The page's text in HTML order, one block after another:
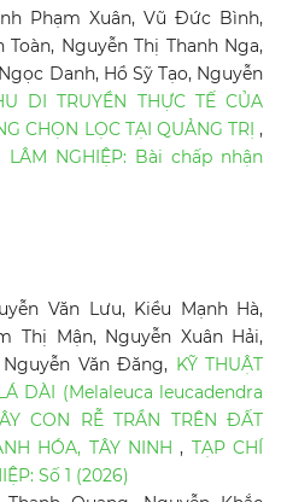
Phạm Xuân, Vũ Đức Bình,
Nguyễn Thị Thanh Nga,
Danh, Hồ Sỹ Tạo, Nguyễn
DI TRUYỀN THỰC TẾ CỦA
CHỌN LỌC TẠI QUẢNG TRỊ,
LÂM NGHIỆP: Bài chấp nhận
Văn Lưu, Kiều Mạnh Hà,
Thị Mận, Nguyễn Xuân Hải,
Văn Đăng, KỸ THUẬT
DÀI (Melaleuca leucadendra
CON RỄ TRẦN TRÊN ĐẤT
HÓA, TÂY NINH, TẠP CHÍ
Số 1 (2026)